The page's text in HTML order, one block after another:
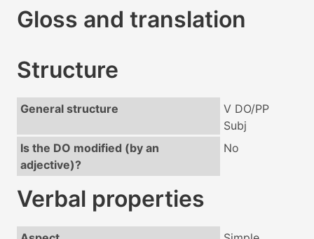
Gloss and translation
Structure
General structure
V DO/PP
Subj
Is the DO modified (by an
adjective)?
No
Verbal properties